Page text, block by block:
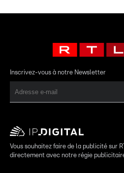
Inscrivez-vous à notre Newsletter
Vous souhaitez faire de la publicité sur
directement avec notre régie